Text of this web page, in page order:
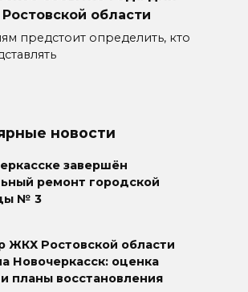
области
предстоит определить, кто
новости
завершён
ремонт городской
№ 3
ЖКХ Ростовской области
Новочеркасск: оценка
планы восстановления